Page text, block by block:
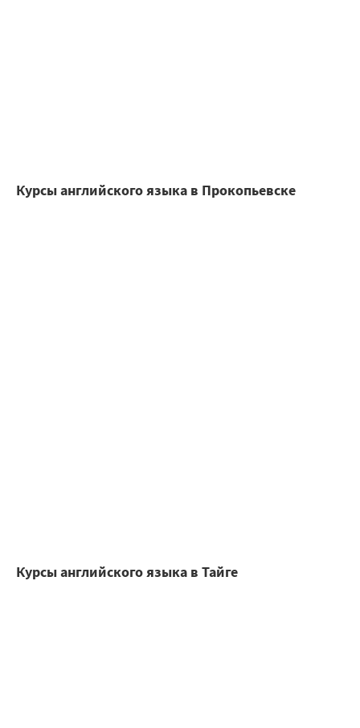
Курсы английского языка в Прокопьевске
Курсы английского языка в Тайге